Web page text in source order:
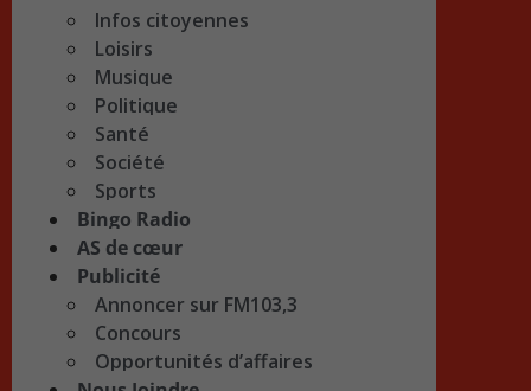
Infos citoyennes
Loisirs
Musique
Politique
Santé
Société
Sports
Bingo Radio
AS de cœur
Publicité
Annoncer sur FM103,3
Concours
Opportunités d’affaires